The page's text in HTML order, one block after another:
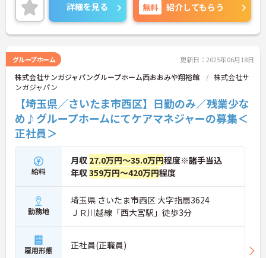
詳細を見る 無料 紹介してもらう
グループホーム 更新日：2025年06月18日
株式会社サンガジャパングループホーム西おおみや翔裕館
株式会社サ
ンガジャパン
【埼玉県／さいたま市西区】日勤のみ／残業少な
め♪グループホームにてケアマネジャーの募集＜
正社員＞
給料
月収 27.0万円～35.0万円程度※諸手当込
年収359万円～420万円程度
勤務地
埼玉県 さいたま市西区 大字指扇3624
ＪＲ川越線「西大宮駅」徒歩3分
雇用形態 正社員(正職員)